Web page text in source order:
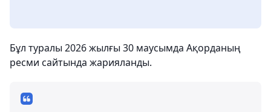
Бұл туралы 2026 жылғы 30 маусымда Ақорданың
ресми сайтында жарияланды.